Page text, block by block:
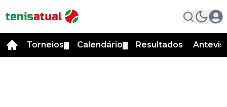
Torneios Calendário Resultados